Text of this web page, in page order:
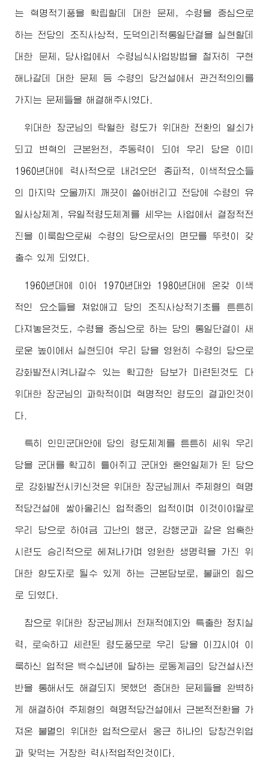
는 혁명적기풍을 확립할데 대한 문제, 수령을 중심으로
하는 전당의 조직사상적, 도덕의리적통일단결을 실현할데
대한 문제, 당사업에서 수령님 식사업방법을 철저히 구현
해나갈데 대한 문제 등 수령의 당건설에서 관건적의의를
가지는 문제들을 해결해주시였다.
위대한 장군님 의 탁월한 령도가 위대한 전환의 열쇠가
되고 변혁의 근본원천, 추동력이 되여 우리 당은 이미
1960년대에 력사적으로 내려오던 종파적, 이색적요소들
의 마지막 오물까지 깨끗이 쓸어버리고 전당에 수령의 유
일사상체계, 유일적령도체계를 세우는 사업에서 결정적전
진을 이룩함으로써 수령의 당으로서의 면모를 뚜렷이 갖
출수 있게 되였다.
1960년대에 이어 1970년대와 1980년대에 온갖 이색
적인 요소들을 쳐없애고 당의 조직사상적기초를 튼튼히
다져놓은것도, 수령을 중심으로 하는 당의 통일단결이 새
로운 높이에서 실현되여 우리 당을 영원히 수령의 당으로
강화발전시켜나갈수 있는 확고한 담보가 마련된것도 다
위대한 장군님 의 과학적이며 혁명적인 령도의 결과인것이
다.
특히 인민군대안에 당의 령도체계를 튼튼히 세워 우리
당을 군대를 확고히 틀어쥐고 군대와 혼연일체가 된 당으
로 강화발전시키신것은위대한 장군님 께서 주체형의 혁명
적당건설에 쌓아올리신 업적중의 업적이며 이것이야말로
우리 당으로 하여금 고난의 행군, 강행군과 같은 엄혹한
시련도 승리적으로 헤쳐나가며 영원한 생명력을 가진 위
대한 향도자로 될수 있게 하는 근본담보로, 불패의 힘으
로 되였다.
참으로위대한 장군님 께서 천재적예지와 특출한 정치실
력, 로숙하고 세련된 령도풍모로 우리 당을 이끄시여 이
룩하신 업적은 백수십년에 달하는 로동계급의 당건설사전
반을 통해서도 해결되지 못했던 중대한 문제들을 완벽하
게 해결하여 주체형의 혁명적당건설에서 근본적전환을 가
져온 불멸의 위대한 업적으로서 옹근 하나의 당창건위업
과 맞먹는 거창한 력사적업적인것이다.